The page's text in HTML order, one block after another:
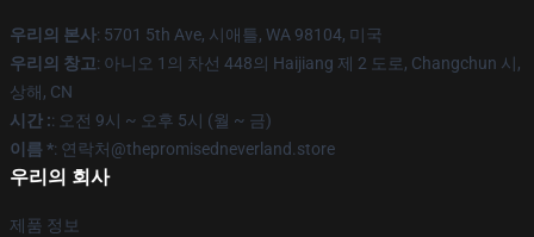
우리의 본사: 5701 5th Ave, 시애틀, WA 98104, 미국
우리의 창고: 아니오 1의 차선 448의 Haijiang 제 2 도로, Changchun 시,
상해, CN
시간 :: 오전 9시 ~ 오후 5시 (월 ~ 금)
이름 *: 연락처@thepromisedneverland.store
우리의 회사
제품 정보